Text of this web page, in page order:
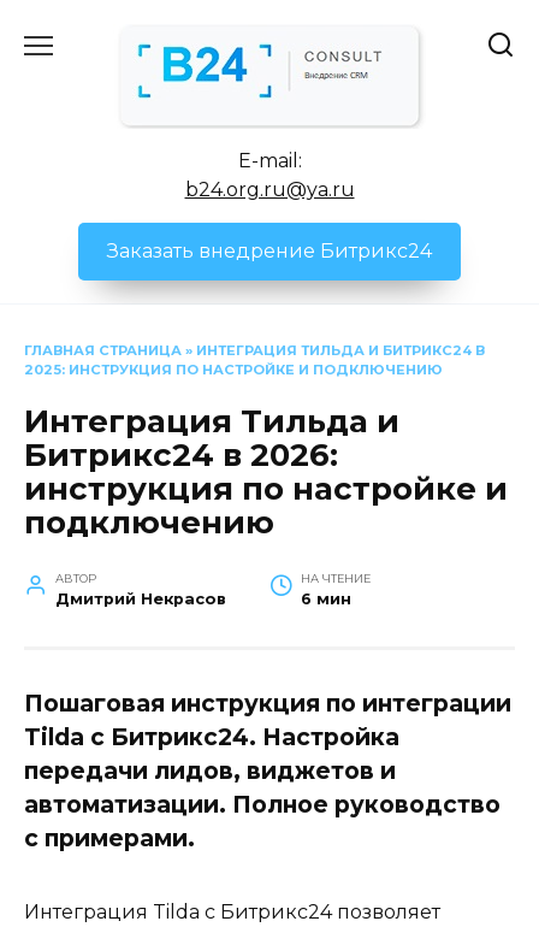
E-mail:
b24.org.ru@ya.ru
Заказать внедрение Битрикс24
ГЛАВНАЯ СТРАНИЦА » ИНТЕГРАЦИЯ ТИЛЬДА И БИТРИКС24 В
2025: ИНСТРУКЦИЯ ПО НАСТРОЙКЕ И ПОДКЛЮЧЕНИЮ
Интеграция Тильда и
Битрикс24 в 2026:
инструкция по настройке и
подключению
АВТОР
Дмитрий Некрасов
НА ЧТЕНИЕ
6 мин
Пошаговая инструкция по интеграции
Tilda с Битрикс24. Настройка
передачи лидов, виджетов и
автоматизации. Полное руководство
с примерами.
Интеграция Tilda с Битрикс24 позволяет